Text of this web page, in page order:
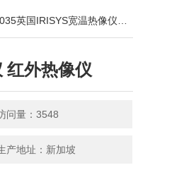
英国IRISYS宽温热像仪 红外热像仪
红外热像仪
问量：3548
产地址：新加坡